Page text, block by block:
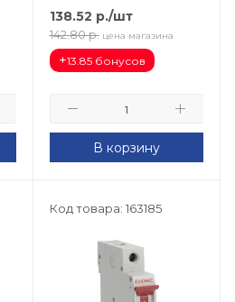
138.52 р./шт
142.80 р. цена магазина
+13.85 бонусов
В корзину
Код товара: 163185